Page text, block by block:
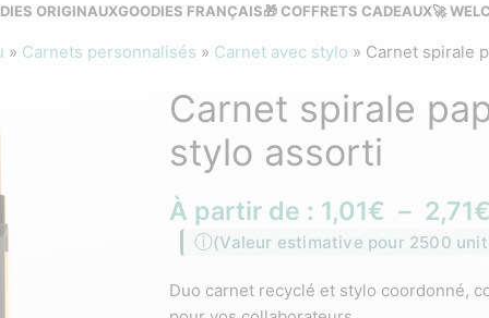
ORIGINAUXGOODIES FRANÇAIS🎁 COFFRETS CADEAUX🚀
» Carnets personnalisés » Carnet avec stylo » Carnet spirale
Carnet spirale
stylo assorti
À partir de : 1,01€ – 2,71
(Valeur estimative pour 2500
Duo carnet recyclé et stylo coordonné,